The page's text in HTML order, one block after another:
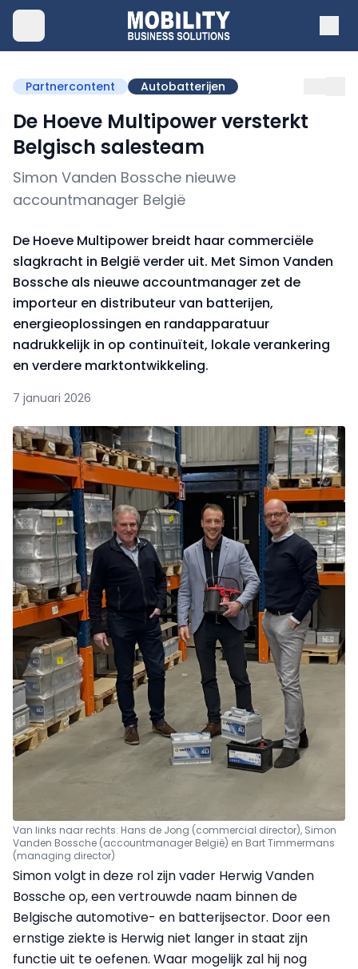
Partnercontent Autobatterijen
De Hoeve Multipower versterkt
Belgisch salesteam
Simon Vanden Bossche nieuwe
accountmanager België
De Hoeve Multipower breidt haar commerciële
slagkracht in België verder uit. Met Simon Vanden
Bossche als nieuwe accountmanager zet de
importeur en distributeur van batterijen,
energieoplossingen en randapparatuur
nadrukkelijk in op continuïteit, lokale verankering
en verdere marktontwikkeling.
7 januari 2026
Van links naar rechts: Hans de Jong (commercial director), Simon
Vanden Bossche (accountmanager België) en Bart Timmermans
(managing director)
Simon volgt in deze rol zijn vader Herwig Vanden
Bossche op, een vertrouwde naam binnen de
Belgische automotive- en batterijsector. Door een
ernstige ziekte is Herwig niet langer in staat zijn
functie uit te oefenen. Waar mogelijk zal hij nog